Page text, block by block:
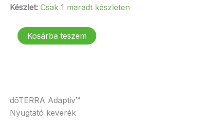
price
28
077 Ft.
Készlet: Csak 1 maradt készleten
dōTERRA
Adaptiv
Kosárba teszem
dōTERRA Adaptiv™
Nyugtató keverék